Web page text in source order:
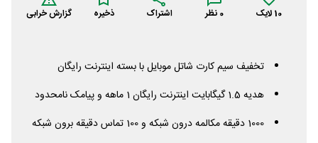
10لایک 0 نظر اشتراک ذخیره گزارش خرابی
تخفیف سیم کارت شاتل موبایل با بسته اینترنت رایگان
هدیه 1.5 گیگابایت اینترنت رایگان 1 ماهه و پیامک نامحدود
1000 دقیقه مکالمه درون شبکه و 100 تماس دقیقه برون شبکه